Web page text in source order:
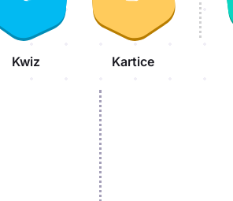
Kwiz Kartice